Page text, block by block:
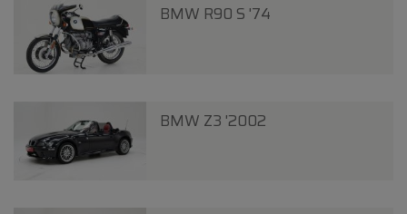
BMW R90 S '74
BMW Z3 '2002